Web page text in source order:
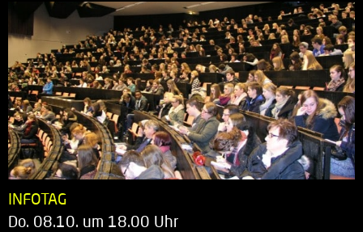
INFOTAG
Do. 08.10. um 18.00 Uhr